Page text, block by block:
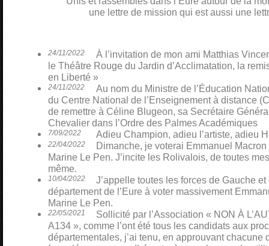
une lettre de mission qui est aussi une
24/11/2022
À l’invitation de mon ami Matthias
le Théâtre Rouge du Jardin d’Acclimatation, la
en Liberté »
24/11/2022
Au nom du Ministre de l’Éducation
du Centre National de l’Enseignement à distance
de remettre à Céline Blugeon, sa Secrétaire
Chevalier dans l’Ordre des Palmes Académiques
7/09/2022 Adieu Champion, adieu l’artiste, adieu
22/04/2022
Dimanche, je voterai Emmanuel
Marine Le Pen. J’incite les Rolivalois, de toutes
même.
10/04/2022
J’appelle toutes les forces de Gauche
département de l’Eure à voter massivement
Marine Le Pen.
22/05/2021
Sollicité par l’Association « NON À
A134 », comme l’ont été tous les candidats aux
départementales, j’ai tenu, en approuvant chacune